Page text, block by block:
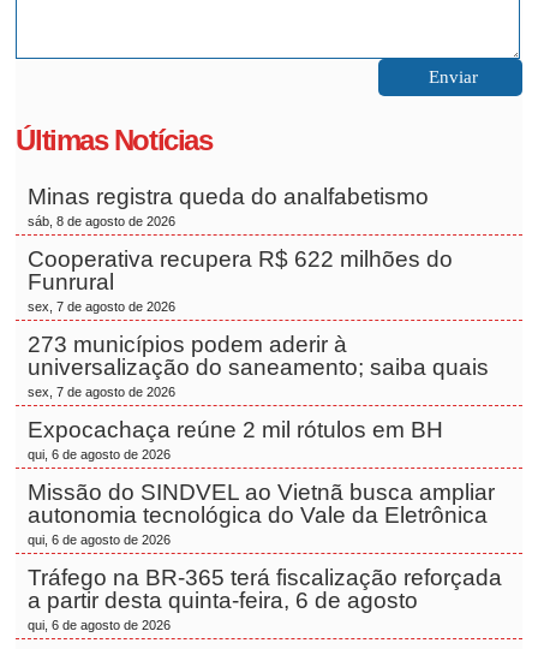
Últimas Notícias
Minas registra queda do analfabetismo
sáb, 8 de agosto de 2026
Cooperativa recupera R$ 622 milhões do
Funrural
sex, 7 de agosto de 2026
273 municípios podem aderir à
universalização do saneamento; saiba quais
sex, 7 de agosto de 2026
Expocachaça reúne 2 mil rótulos em BH
qui, 6 de agosto de 2026
Missão do SINDVEL ao Vietnã busca ampliar
autonomia tecnológica do Vale da Eletrônica
qui, 6 de agosto de 2026
Tráfego na BR-365 terá fiscalização reforçada
a partir desta quinta-feira, 6 de agosto
qui, 6 de agosto de 2026